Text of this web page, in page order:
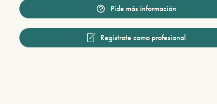
Pide más información
Regístrate como profesional